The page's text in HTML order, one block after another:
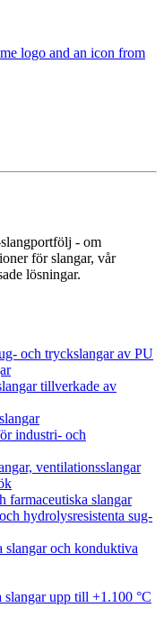
- om
för slangar, vår
lösningar.
och tryckslangar av PU
tillverkade av
industri- och
ventilationsslangar
farmaceutiska slangar
hydrolysresistenta sug-
slangar och konduktiva
slangar upp till +1.100 °C